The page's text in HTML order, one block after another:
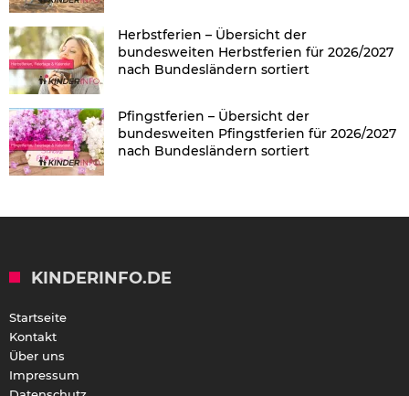
Herbstferien – Übersicht der
bundesweiten Herbstferien für 2026/2027
nach Bundesländern sortiert
Pfingstferien – Übersicht der
bundesweiten Pfingstferien für 2026/2027
nach Bundesländern sortiert
KINDERINFO.DE
Startseite
Kontakt
Über uns
Impressum